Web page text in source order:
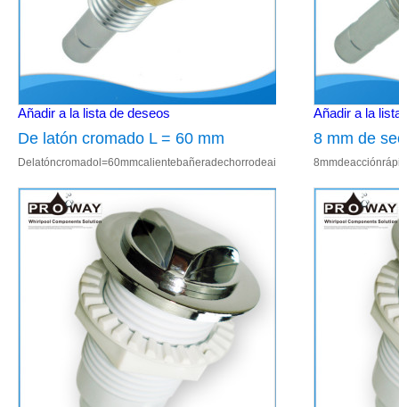
Añadir a la lista de deseos
De latón cromado L = 60 mm
caliente bañera de chorro de aire
bañeras de venta
Añadir a la
8 mm de
de
de aire